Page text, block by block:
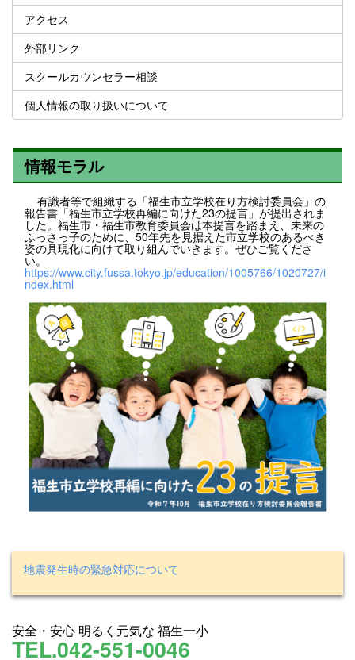
アクセス
外部リンク
スクールカウンセラー相談
個人情報の取り扱いについて
情報モラル
有識者等で組織する「福生市立学校在り方検討委員会」の
報告書「福生市立学校再編に向けた23の提言」が提出されま
した。福生市・福生市教育委員会は本提言を踏まえ、未来の
ふっさっ子のために、50年先を見据えた市立学校のあるべき
姿の具現化に向けて取り組んでいきます。ぜひご覧くださ
い。
https://www.city.fussa.tokyo.jp/education/1005766/1020727/i
ndex.html
地震発生時の緊急対応について
安全・安心 明るく元気な 福生一小
TEL.042-551-0046